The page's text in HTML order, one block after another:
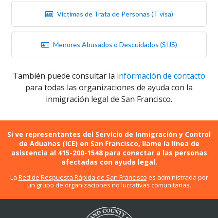
Víctimas de Trata de Personas (T visa)
Menores Abusados o Descuidados (SIJS)
También puede consultar la información de contacto
para todas las organizaciones de ayuda con la
inmigración legal de San Francisco.
Si ve representantes del Servicio de Inmigración y Control
de Aduanas (ICE) en San Francisco, llame la línea de
asistencia al 415-200-1548 para conectar a las personas
afectadas con ayuda legal.
La Red de Respuesta Rápida de San Francisco es administrada por
un grupo de organizaciones no lucrativas comunitarias.